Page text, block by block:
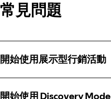
常見問題
開始使用展示型行銷活動
開始使用展示型行銷活動
開始使用 Discovery Mode
開始使用 Discovery Mode